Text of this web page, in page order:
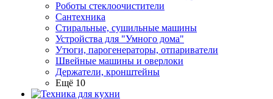
Роботы стеклоочистители
Сантехника
Стиральные, сушильные машины
Устройства для "Умного дома"
Утюги, парогенераторы, отпариватели
Швейные машины и оверлоки
Держатели, кронштейны
Ещё 10